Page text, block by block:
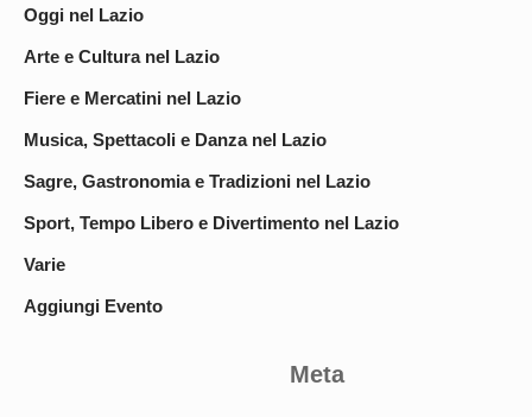
Oggi nel Lazio
Arte e Cultura nel Lazio
Fiere e Mercatini nel Lazio
Musica, Spettacoli e Danza nel Lazio
Sagre, Gastronomia e Tradizioni nel Lazio
Sport, Tempo Libero e Divertimento nel Lazio
Varie
Aggiungi Evento
Meta